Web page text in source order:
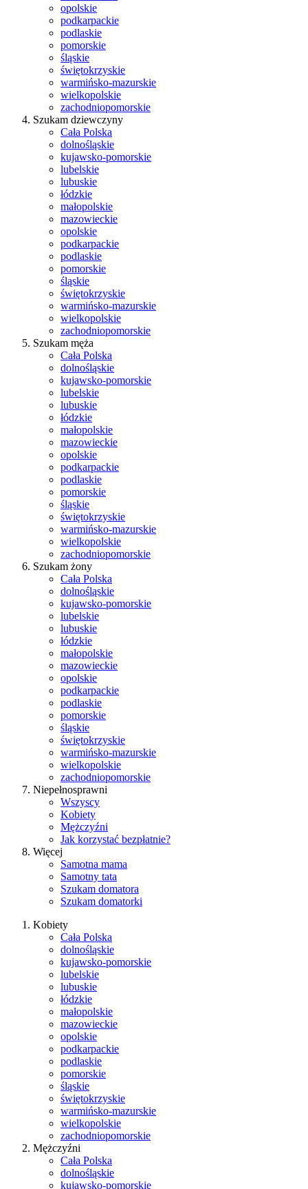
opolskie
podkarpackie
podlaskie
pomorskie
śląskie
świętokrzyskie
warmińsko-mazurskie
wielkopolskie
zachodniopomorskie
Szukam dziewczyny
Cała Polska
dolnośląskie
kujawsko-pomorskie
lubelskie
lubuskie
łódzkie
małopolskie
mazowieckie
opolskie
podkarpackie
podlaskie
pomorskie
śląskie
świętokrzyskie
warmińsko-mazurskie
wielkopolskie
zachodniopomorskie
Szukam męża
Cała Polska
dolnośląskie
kujawsko-pomorskie
lubelskie
lubuskie
łódzkie
małopolskie
mazowieckie
opolskie
podkarpackie
podlaskie
pomorskie
śląskie
świętokrzyskie
warmińsko-mazurskie
wielkopolskie
zachodniopomorskie
Szukam żony
Cała Polska
dolnośląskie
kujawsko-pomorskie
lubelskie
lubuskie
łódzkie
małopolskie
mazowieckie
opolskie
podkarpackie
podlaskie
pomorskie
śląskie
świętokrzyskie
warmińsko-mazurskie
wielkopolskie
zachodniopomorskie
Niepełnosprawni
Wszyscy
Kobiety
Mężczyźni
Jak korzystać bezpłatnie?
Więcej
Samotna mama
Samotny tata
Szukam domatora
Szukam domatorki
Kobiety
Cała Polska
dolnośląskie
kujawsko-pomorskie
lubelskie
lubuskie
łódzkie
małopolskie
mazowieckie
opolskie
podkarpackie
podlaskie
pomorskie
śląskie
świętokrzyskie
warmińsko-mazurskie
wielkopolskie
zachodniopomorskie
Mężczyźni
Cała Polska
dolnośląskie
kujawsko-pomorskie